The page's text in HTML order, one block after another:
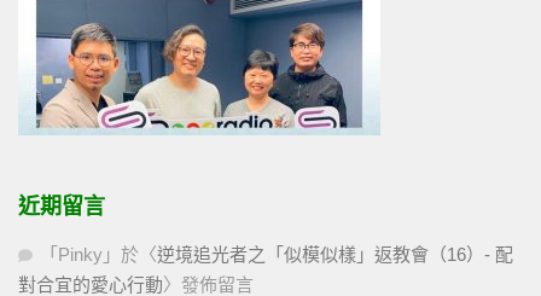
近期留言
「 Pinky 」於〈逆境追光者之「似模似樣」返教會（16）- 配
對合宜的愛心行動〉發佈留言